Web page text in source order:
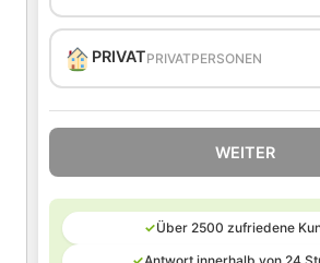
PRIVATPRIVATPERSONEN
WEITER
✓Über 2500 zufriedene